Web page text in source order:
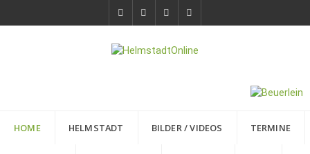
HOME HELMSTADT BILDER / VIDEOS TERMINE